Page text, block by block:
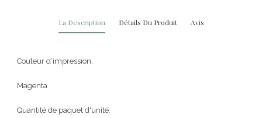
La Description Détails Du Produit Avis
Couleur d’impression:
Magenta
Quantité de paquet d'unité: